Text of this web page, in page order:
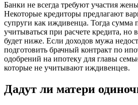
Банки не всегда требуют участия
Некоторые кредиторы предлагают
супруги как иждивенца. Тогда сумма
учитываться при расчете кредита, но
будет ниже. Если доходов мужа
подготовить брачный контракт по
одобрений на ипотеку для главы
которые не учитывают иждивенцев.
Дадут ли матери